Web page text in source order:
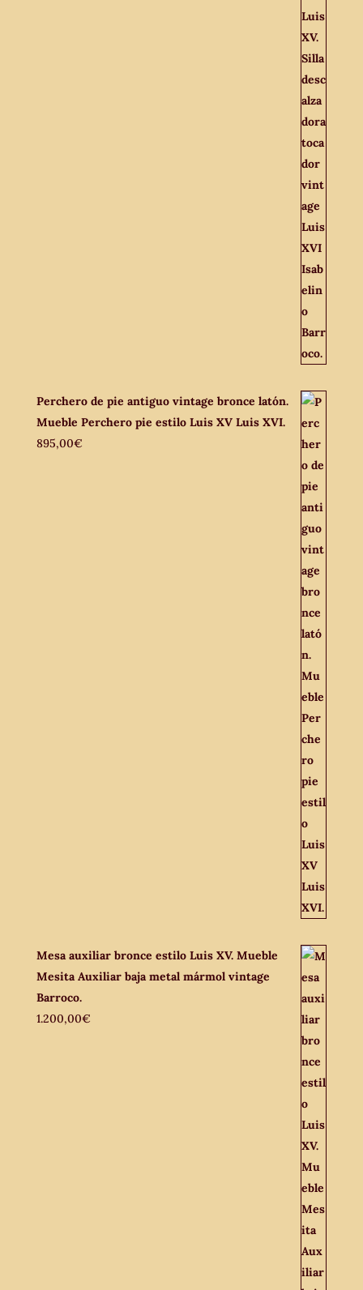
Perchero de pie antiguo vintage bronce latón.
Mueble Perchero pie estilo Luis XV Luis XVI.
895,00€
Mesa auxiliar bronce estilo Luis XV. Mueble
Mesita Auxiliar baja metal mármol vintage
Barroco.
1.200,00€